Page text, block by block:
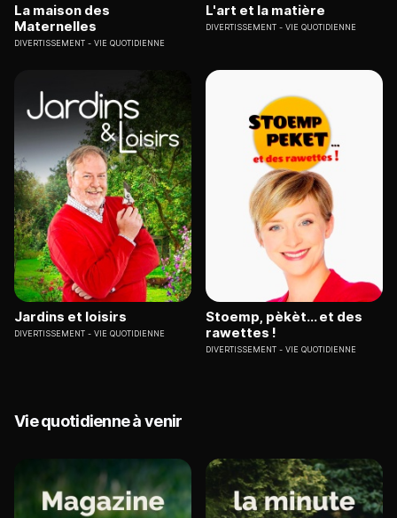
La maison des
Maternelles
DIVERTISSEMENT VIE QUOTIDIENNE
L'art et la matière
DIVERTISSEMENT VIE QUOTIDIENNE
Jardins et loisirs
DIVERTISSEMENT VIE QUOTIDIENNE
Stoemp, pèkèt... et des
rawettes !
DIVERTISSEMENT VIE QUOTIDIENNE
Vie quotidienne à venir